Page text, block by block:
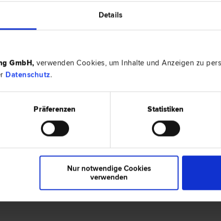
Details
GmbH, verwenden Cookies, um Inhalte und Anzeigen zu
Datenschutz.
Präferenzen Statistiken
Nur notwendige Cookies
verwenden
spezialisiert auf